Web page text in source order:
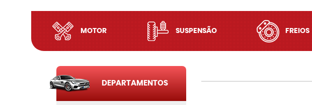
MOTOR SUSPENSÃO FREIOS
DEPARTAMENTOS